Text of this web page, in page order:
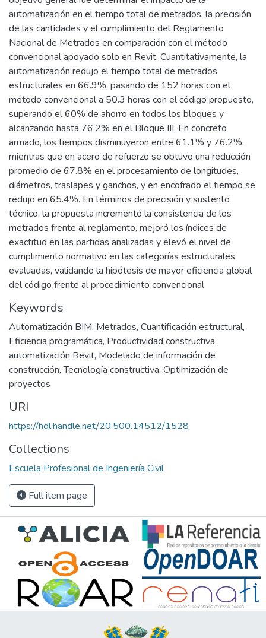
automatización en el tiempo total de metrados, la precisión
de las cantidades y el cumplimiento del Reglamento
Nacional de Metrados en comparación con el método
convencional apoyado solo en Revit. Cuantitativamente, la
automatización redujo el tiempo total de metrados
estructurales en 66.9%, pasando de 152 horas con el
método convencional a 50.3 horas con el código propuesto,
superando el 60% de ahorro en todos los bloques y
alcanzando hasta 76.2% en el Bloque III. En concreto
armado, los tiempos disminuyeron entre 61.1% y 76.2%,
mientras que en acero de refuerzo se obtuvo una reducción
promedio de 67.8% en el procesamiento de longitudes,
diámetros, traslapes y ganchos, y en encofrado el tiempo se
redujo en 65.4%. En términos de precisión y sustento
técnico, la propuesta incrementó la consistencia de los
metrados frente al reglamento, mejoró los índices de
exactitud en las partidas analizadas y elevó el nivel de
cumplimiento normativo en las categorías estructurales
evaluadas, validando la hipótesis de mayor eficiencia global
del código frente al procedimiento convencional
Keywords
Automatización BIM, Metrados, Cuantificación estructural,
Eficiencia programática, Productividad constructiva,
automatización Revit, Modelado de información de
construcción,Tecnología constructiva, Optimización de
proyectos
URI
https://hdl.handle.net/20.500.14512/1528
Collections
Escuela Profesional de Ingeniería Civil
Full item page